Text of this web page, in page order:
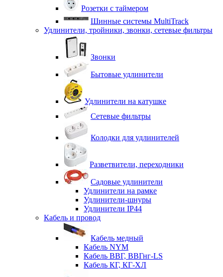
Розетки с таймером
Шинные системы MultiTrack
Удлинители, тройники, звонки, сетевые фильтры
Звонки
Бытовые удлинители
Удлинители на катушке
Сетевые фильтры
Колодки для удлинителей
Разветвители, переходники
Садовые удлинители
Удлинители на рамке
Удлинители-шнуры
Удлинители IP44
Кабель и провод
Кабель медный
Кабель NYM
Кабель ВВГ, ВВГнг-LS
Кабель КГ, КГ-ХЛ